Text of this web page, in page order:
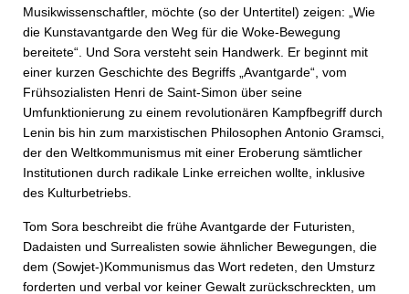
Musikwissenschaftler, möchte (so der Untertitel) zeigen: „Wie
die Kunstavantgarde den Weg für die Woke-Bewegung
bereitete“. Und Sora versteht sein Handwerk. Er beginnt mit
einer kurzen Geschichte des Begriffs „Avantgarde“, vom
Frühsozialisten Henri de Saint-Simon über seine
Umfunktionierung zu einem revolutionären Kampfbegriff durch
Lenin bis hin zum marxistischen Philosophen Antonio Gramsci,
der den Weltkommunismus mit einer Eroberung sämtlicher
Institutionen durch radikale Linke erreichen wollte, inklusive
des Kulturbetriebs.
Tom Sora beschreibt die frühe Avantgarde der Futuristen,
Dadaisten und Surrealisten sowie ähnlicher Bewegungen, die
dem (Sowjet-)Kommunismus das Wort redeten, den Umsturz
forderten und verbal vor keiner Gewalt zurückschreckten, um